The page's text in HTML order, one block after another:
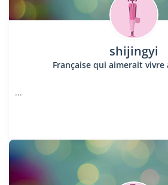
shijingyi
Française qui aimerait vivre
...